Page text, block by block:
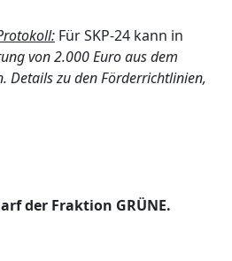
Für SKP-24 kann in
von 2.000 Euro aus dem
Details zu den Förderrichtlinien,
der Fraktion GRÜNE.